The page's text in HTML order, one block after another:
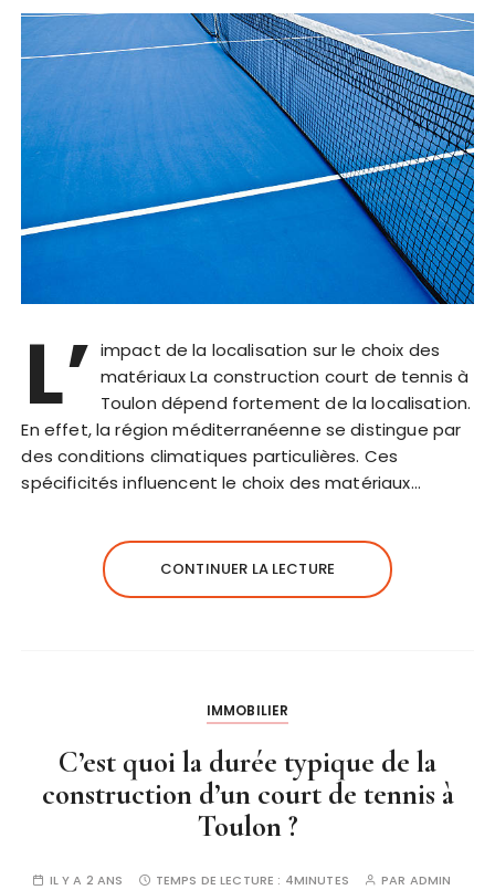
L’ impact de la localisation sur le choix des
matériaux La construction court de tennis à
Toulon dépend fortement de la localisation.
En effet, la région méditerranéenne se distingue par
des conditions climatiques particulières. Ces
spécificités influencent le choix des matériaux…
CONTINUER LA LECTURE
IMMOBILIER
C’est quoi la durée typique de la
construction d’un court de tennis à
Toulon ?
IL Y A 2 ANS TEMPS DE LECTURE : 4MINUTES PAR ADMIN